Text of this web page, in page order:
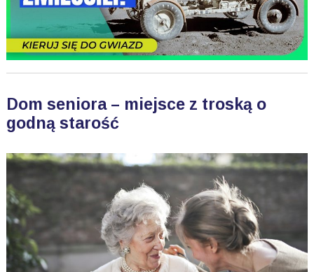
Dom seniora – miejsce z troską o
godną starość